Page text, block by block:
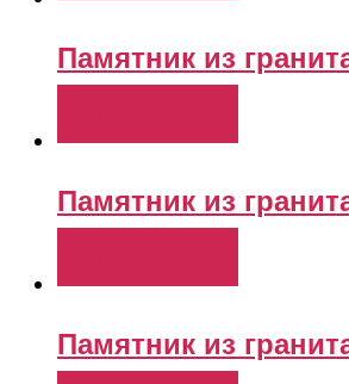
Памятник из
Памятник из
Памятник из